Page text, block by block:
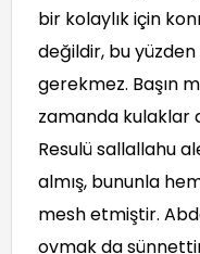
bir kolaylık için
değildir, bu
gerekmez. Başın
zamanda kulaklar
Resulü sallallahu
almış, bununla
mesh etmiştir.
ovmak da